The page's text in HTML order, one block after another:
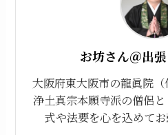
お坊さん＠出張
大阪府東大阪市の龍眞院（
浄土真宗本願寺派の僧侶
式や法要を心を込めてお